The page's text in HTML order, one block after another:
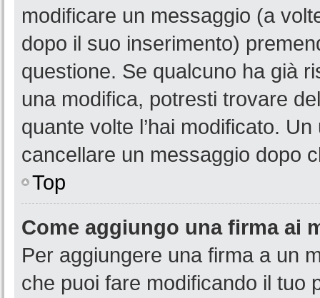
modificare un messaggio (a
dopo il suo inserimento)
questione. Se qualcuno ha già
una modifica, potresti trovare
quante volte l’hai modificato.
cancellare un messaggio dopo
Top
Come aggiungo una firma ai
Per aggiungere una firma a un
che puoi fare modificando il tuo